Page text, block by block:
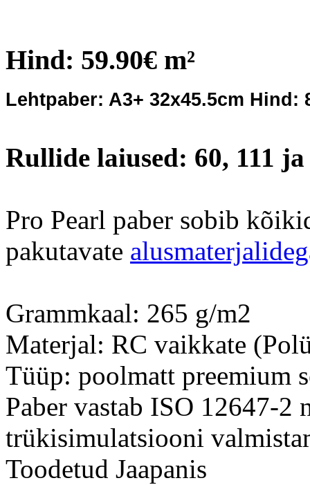
Hind: 59.90€ m²
Lehtpaber: A3+ 32x45.5cm Hind:
Rullide laiused: 60, 111 ja
Pro Pearl paber sobib
pakutavate
Grammkaal: 265 g/m2
Materjal: RC vaikkate
Tüüp: poolmatt preemium
Paber vastab ISO 12647-2
trükisimulatsiooni
Toodetud Jaapanis